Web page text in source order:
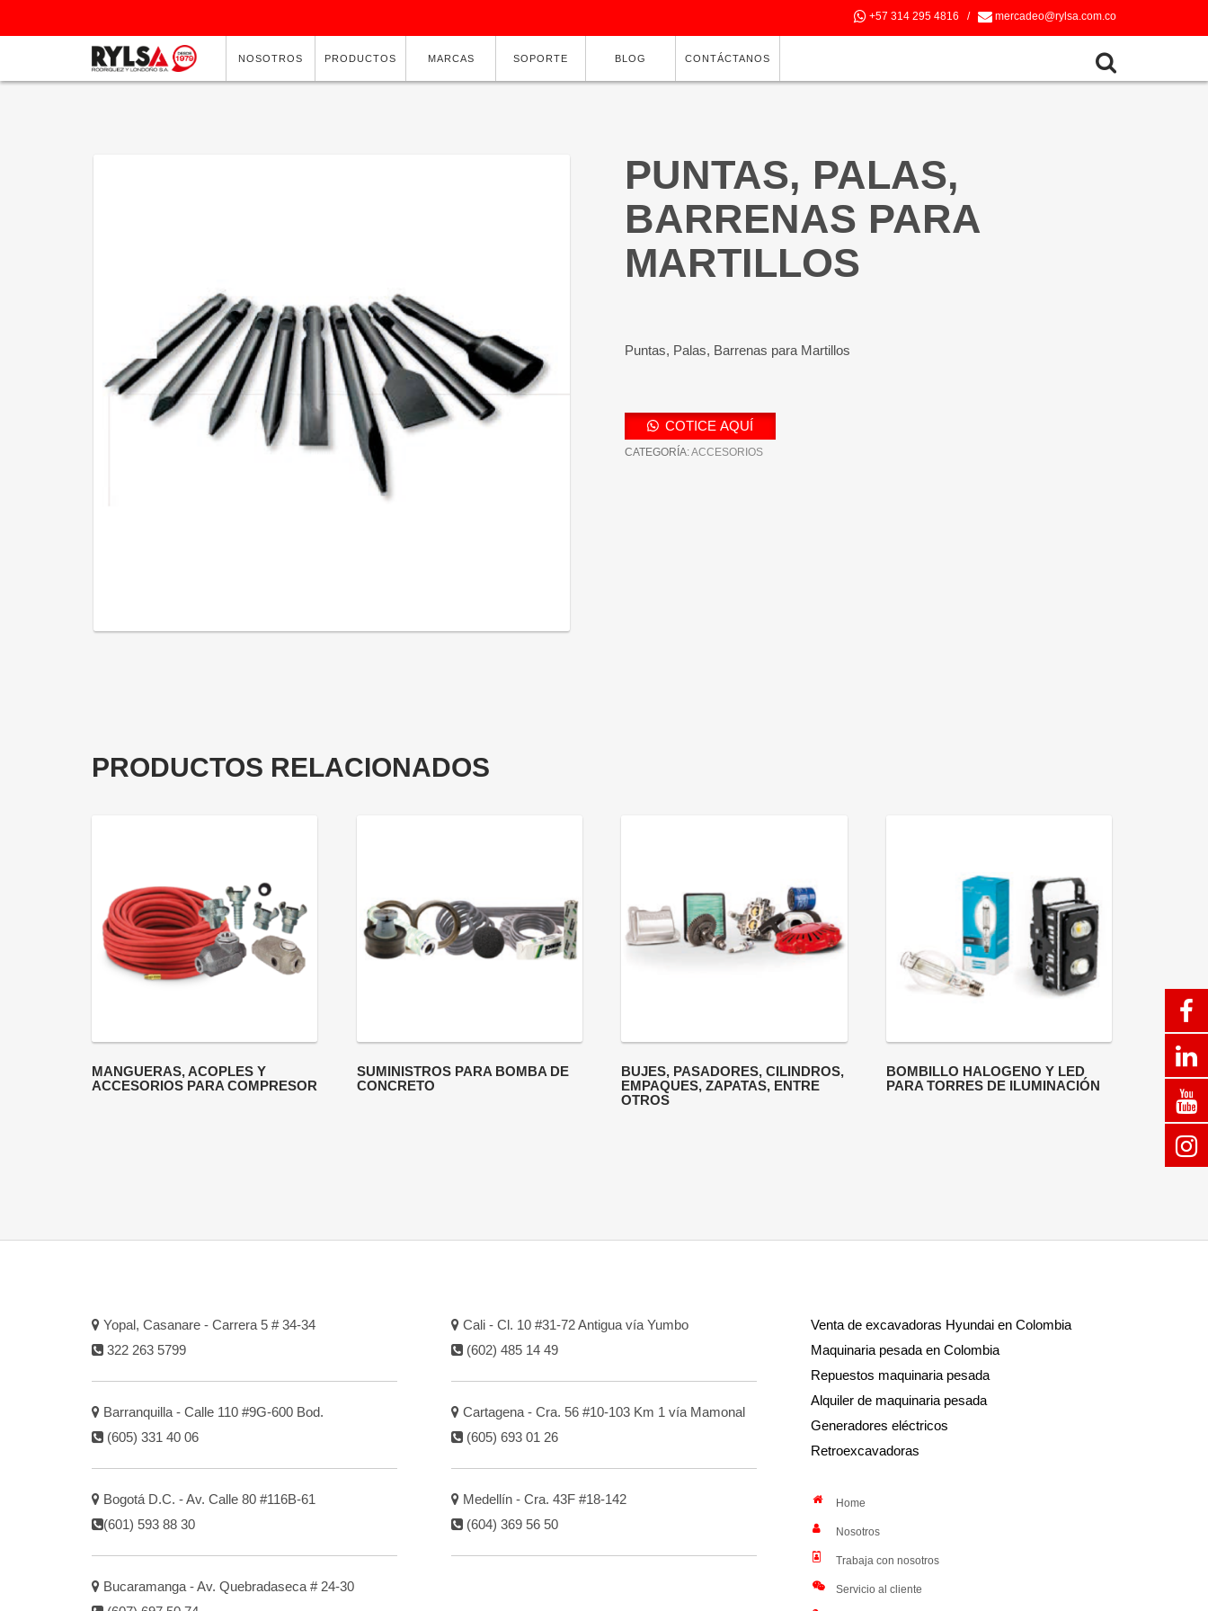
+57 314 295 4816 / mercadeo@rylsa.com.co
NOSOTROS PRODUCTOS MARCAS SOPORTE BLOG CONTÁCTANOS
PUNTAS, PALAS,
BARRENAS PARA
MARTILLOS
Puntas, Palas, Barrenas para Martillos
COTICE AQUÍ
CATEGORÍA:ACCESORIOS
PRODUCTOS RELACIONADOS
MANGUERAS, ACOPLES Y
ACCESORIOS PARA COMPRESOR
SUMINISTROS PARA BOMBA DE
CONCRETO
BUJES, PASADORES, CILINDROS,
EMPAQUES, ZAPATAS, ENTRE
OTROS
BOMBILLO HALOGENO Y LED
PARA TORRES DE ILUMINACIÓN
Yopal, Casanare - Carrera 5 # 34-34
322 263 5799
Barranquilla - Calle 110 #9G-600 Bod.
(605) 331 40 06
Bogotá D.C. - Av. Calle 80 #116B-61
(601) 593 88 30
Bucaramanga - Av. Quebradaseca # 24-30
Cali - Cl. 10 #31-72 Antigua vía Yumbo
(602) 485 14 49
Cartagena - Cra. 56 #10-103 Km 1 vía Mamonal
(605) 693 01 26
Medellín - Cra. 43F #18-142
(604) 369 56 50
Venta de excavadoras Hyundai en Colombia
Maquinaria pesada en Colombia
Repuestos maquinaria pesada
Alquiler de maquinaria pesada
Generadores eléctricos
Retroexcavadoras
Home
Nosotros
Trabaja con nosotros
Servicio al cliente